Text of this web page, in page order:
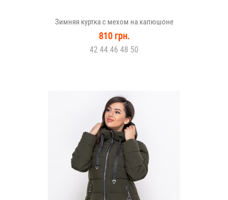
Зимняя куртка с мехом на капюшоне
810 грн.
42 44 46 48 50